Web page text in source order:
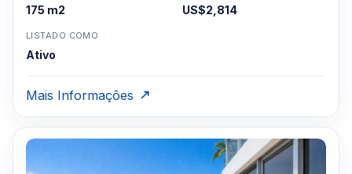
175 m2 US$2,814
LISTADO COMO
Ativo
Mais Informações